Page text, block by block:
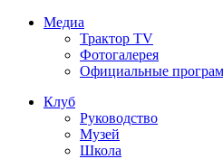
Медиа
Трактор TV
Фотогалерея
Официальные
Клуб
Руководство
Музей
Школа